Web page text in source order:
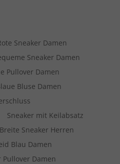
Sneaker Damen
Sneaker Damen
Pullover Damen
Bluse Damen
Sneaker mit Keilabsatz
Breite Sneaker Herren
Blau Damen
Pullover Damen